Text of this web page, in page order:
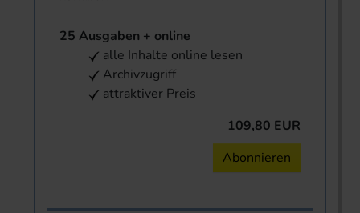
25 Ausgaben + online
alle Inhalte online lesen
Archivzugriff
attraktiver Preis
109,80 EUR
Abonnieren